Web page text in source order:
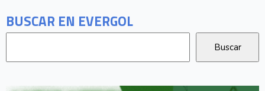
BUSCAR EN EVERGOL